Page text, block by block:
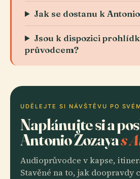
Jak se dostanu k
Jsou k dispozici
průvodcem?
UDĚLEJTE SI NÁVŠTĚVU PO
Naplánujte si a
Antonio Zozayas
Audioprůvodce v kapse,
Stavěné na to, jak doopravdy